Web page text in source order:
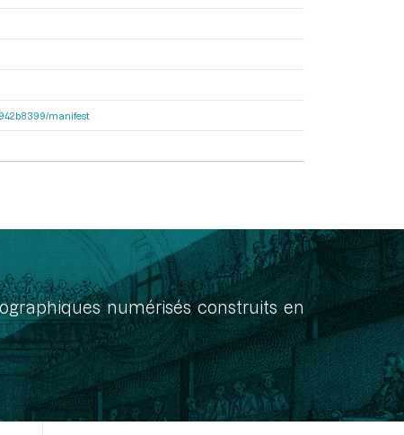
manifest
numérisés construits en